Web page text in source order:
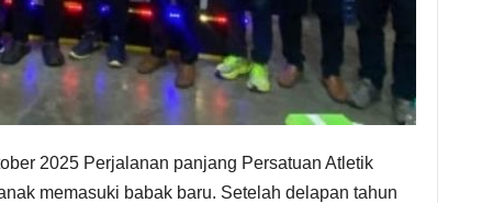
2025 Perjalanan panjang Persatuan Atletik
memasuki babak baru. Setelah delapan tahun